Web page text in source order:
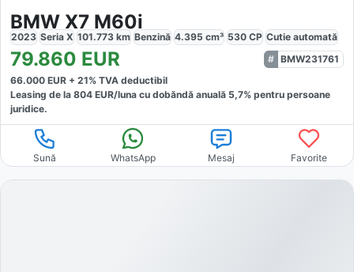
BMW X7 M60i
2023 Seria X 101.773 km Benzină 4.395 cm³ 530 CP Cutie automată
79.860 EUR
BMW231761
66.000 EUR + 21% TVA deductibil
Leasing de la 804 EUR/luna cu dobăndă anuală 5,7% pentru persoane
juridice.
Sună WhatsApp Mesaj Favorite